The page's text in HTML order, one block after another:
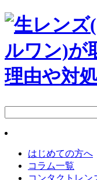
はじめての方へ
コラム一覧
コンタクトレン